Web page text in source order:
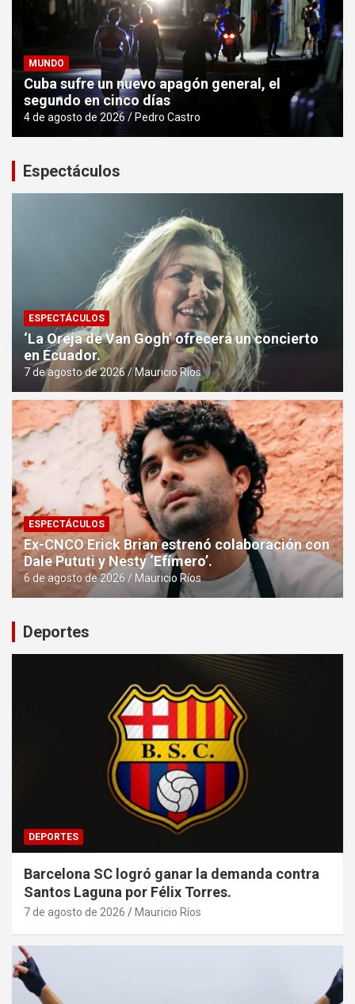
MUNDO
Cuba sufre un nuevo apagón general, el
segundo en cinco días
4 de agosto de 2026 Pedro Castro
Espectáculos
ESPECTÁCULOS
‘La Oreja de Van Gogh’ ofrecerá un concierto
en Ecuador.
7 de agosto de 2026 Mauricio Ríos
ESPECTÁCULOS
Ex-CNCO Erick Brian estrenó colaboración con
Dale Pututi y Nesty ‘Efímero’.
6 de agosto de 2026 Mauricio Ríos
Deportes
DEPORTES
Barcelona SC logró ganar la demanda contra
Santos Laguna por Félix Torres.
7 de agosto de 2026 Mauricio Ríos